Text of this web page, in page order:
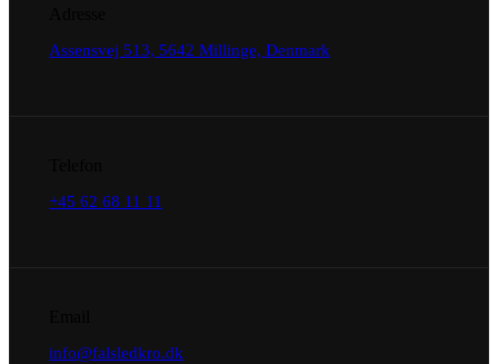
Assensvej 513, 5642 Millinge, Denmark
+45 62 68 11 11
info@falsledkro.dk